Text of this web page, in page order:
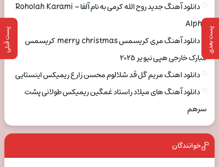
پست بعدی پست قبلی
دانلود آهنگ جدید روح الله کرمی به نام آلفا Roholah Karami –
Alpha
دانلود آهنگ مری کریسمس merry christmas کریسمس
مبارک خارجی هپی نیو یر ۲۰۲۵
دانلود اهنگ مریم گل قد شلالوم محسن زارع ریمیکس اینستایی
دانلود آهنگ های میلاد راستاد غمگین ریمیکس طولانی پشت
سرهم
خوانندگان